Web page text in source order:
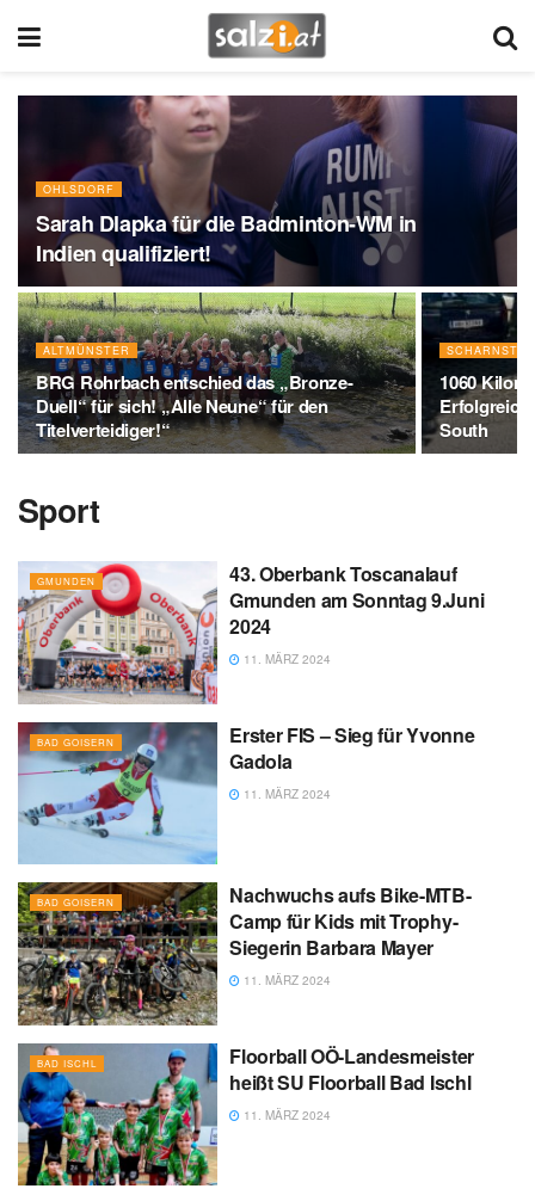
OHLSDORF
Sarah Dlapka für die Badminton-WM in
Indien qualifiziert!
ALTMÜNSTER
BRG Rohrbach entschied das „Bronze-
Duell“ für sich! „Alle Neune“ für den
Titelverteidiger!“
1060
South
Sport
GMUNDEN
43. Oberbank Toscanalauf
Gmunden am Sonntag 9.Juni
2024
11. MÄRZ 2024
BAD GOISERN
Erster FIS – Sieg für Yvonne
Gadola
11. MÄRZ 2024
BAD GOISERN
Nachwuchs aufs Bike-MTB-
Camp für Kids mit Trophy-
Siegerin Barbara Mayer
11. MÄRZ 2024
BAD ISCHL
Floorball OÖ-Landesmeister
heißt SU Floorball Bad Ischl
11. MÄRZ 2024